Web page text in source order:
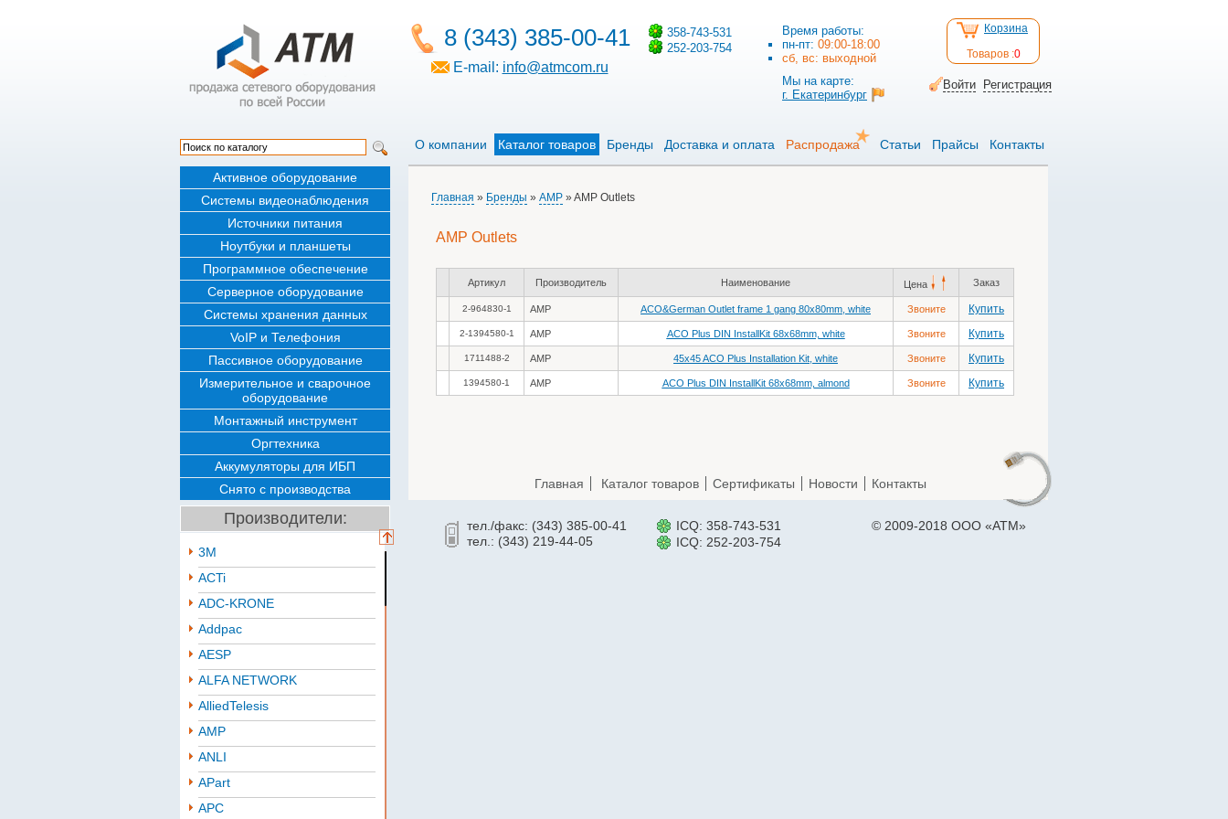
Активное оборудование
Системы видеонаблюдения
Источники питания
Ноутбуки и планшеты
Программное обеспечение
Серверное оборудование
Системы хранения данных
VoIP и Телефония
Пассивное оборудование
Измерительное и сварочное
оборудование
Монтажный инструмент
Оргтехника
Аккумуляторы для ИБП
Снято с производства
Производители:
3M
ACTi
ADC-KRONE
Addpac
AESP
ALFA NETWORK
AlliedTelesis
AMP
ANLI
APart
APC
8 (343) 385-00-41
E-mail: info@atmcom.ru
358-743-531
252-203-754
Время работы:
пн-пт: 09:00-18:00
сб, вс: выходной
Мы на карте:
г. Екатеринбург
Корзина
Товаров :0
Войти Регистрация
О компании Каталог товаров Бренды Доставка и оплата Распродажа Статьи Прайсы Контакты
Главная » Бренды » AMP » AMP Outlets
AMP Outlets
Артикул Производитель Наименование Цена Заказ
2-964830-1 AMP ACO&German Outlet frame 1 gang 80x80mm, white Звоните Купить
2-1394580-1 AMP ACO Plus DIN InstallKit 68x68mm, white Звоните Купить
1711488-2 AMP 45x45 ACO Plus Installation Kit, white Звоните Купить
1394580-1 AMP ACO Plus DIN InstallKit 68x68mm, almond Звоните Купить
Главная Каталог товаров Сертификаты Новости Контакты
тел./факс: (343) 385-00-41
тел.: (343) 219-44-05
ICQ: 358-743-531
ICQ: 252-203-754
© 2009-2018 ООО «АТМ»